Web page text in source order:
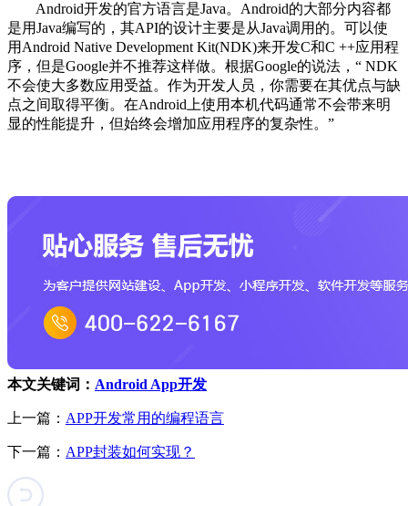
Android开发的官方语言是Java。Android的大部分内容都
是用Java编写的，其API的设计主要是从Java调用的。可以使
用Android Native Development Kit(NDK)来开发C和C ++应用程
序，但是Google并不推荐这样做。根据Google的说法，“ NDK
不会使大多数应用受益。作为开发人员，你需要在其优点与缺
点之间取得平衡。在Android上使用本机代码通常不会带来明
显的性能提升，但始终会增加应用程序的复杂性。”
本文关键词： Android App开发
上一篇： APP开发常用的编程语言
下一篇： APP封装如何实现？